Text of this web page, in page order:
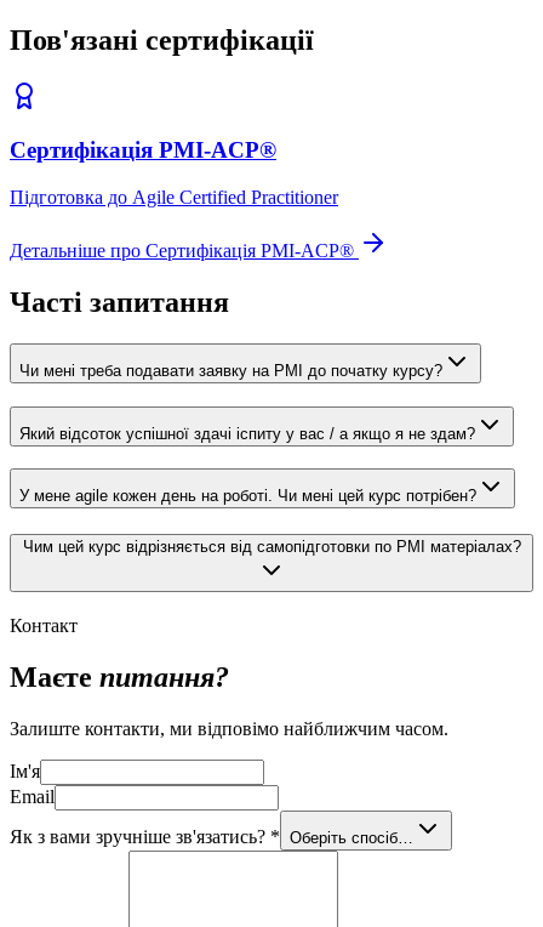
Пов'язані сертифікації
Сертифікація PMI-ACP®
Підготовка до Agile Certified Practitioner
Детальніше про Сертифікація PMI-ACP®
Часті запитання
Чи мені треба подавати заявку на РМІ до початку курсу?
Який відсоток успішної здачі іспиту у вас / а якщо я не здам?
У мене agile кожен день на роботі. Чи мені цей курс потрібен?
Чим цей курс відрізняється від самопідготовки по РМІ матеріалах?
Контакт
Маєте питання?
Залиште контакти, ми відповімо найближчим часом.
Ім'я
Email
Як з вами зручніше зв'язатись? * Оберіть спосіб…